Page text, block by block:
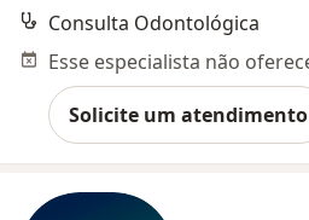
Consulta Odontológica
Solicite um atendimento